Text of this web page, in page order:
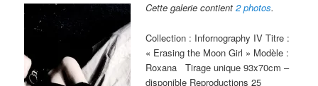
Cette galerie contient2 photos.
Collection : Infornography IV Titre :
« Erasing the Moon Girl » Modèle :
Roxana Tirage unique 93x70cm –
disponible Reproductions 25